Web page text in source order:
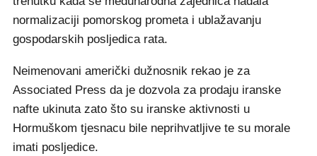
normalizaciji pomorskog prometa i ublažavanju
gospodarskih posljedica rata.
Neimenovani američki dužnosnik rekao je za
Associated Press da je dozvola za prodaju iranske
nafte ukinuta zato što su iranske aktivnosti u
Hormuškom tjesnacu bile neprihvatljive te su morale
imati posljedice.